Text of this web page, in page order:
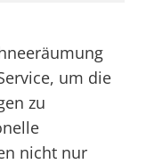
um die
zu
nicht nur